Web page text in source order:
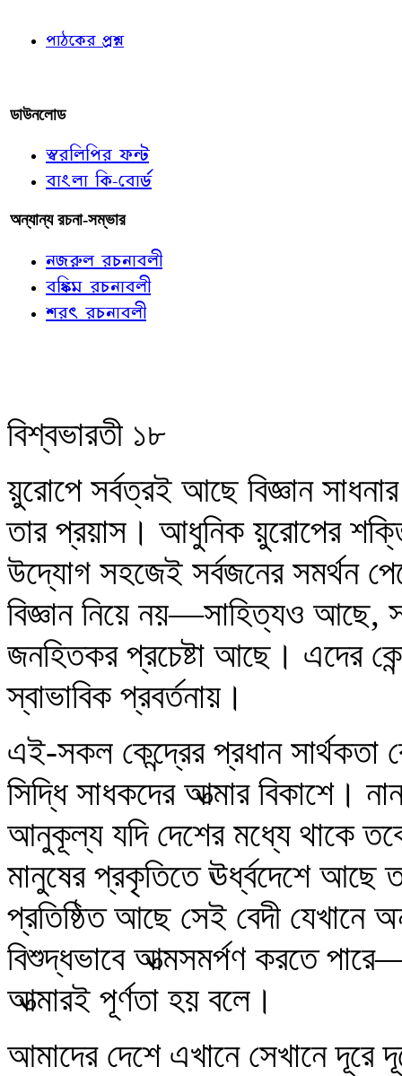
পাঠকের প্রশ্ন
ডাউনলোড
স্বরলিপির ফন্ট
বাংলা কি-বোর্ড
অন্যান্য রচনা-সম্ভার
নজরুল রচনাবলী
বঙ্কিম রচনাবলী
শরৎ রচনাবলী
বিশ্বভারতী ১৮
য়ুরোপে সর্বত্রই আছে বিজ্ঞান
তার প্রয়াস। আধুনিক য়ুরোপের
উদ্যোগ সহজেই সর্বজনের সমর্থন
বিজ্ঞান নিয়ে নয়—সাহিত্যও আছে,
জনহিতকর প্রচেষ্টা আছে। এদের
স্বাভাবিক প্রবর্তনায়।
এই-সকল কেন্দ্রের প্রধান
সিদ্ধি সাধকদের আত্মার বিকাশে।
আনুকূল্য যদি দেশের মধ্যে থাকে
মানুষের প্রকৃতিতে ঊর্ধ্বদেশে আছে
প্রতিষ্ঠিত আছে সেই বেদী
বিশুদ্ধভাবে আত্মসমর্পণ করতে
আত্মারই পূর্ণতা হয় বলে।
আমাদের দেশে এখানে সেখানে দূরে